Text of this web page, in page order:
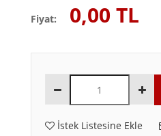
Fiyat: 0,00 TL
İstek Listesine Ekle